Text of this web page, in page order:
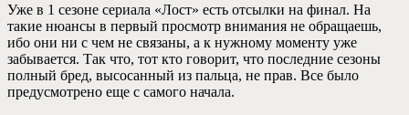
Уже в 1 сезоне сериала «Лост» есть отсылки на финал. На
такие нюансы в первый просмотр внимания не обращаешь,
ибо они ни с чем не связаны, а к нужному моменту уже
забывается. Так что, тот кто говорит, что последние сезоны
полный бред, высосанный из пальца, не прав. Все было
предусмотрено еще с самого начала.